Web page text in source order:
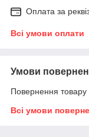
Оплата за
Всі умови оплати
Умови
Повернення товару
Всі умови